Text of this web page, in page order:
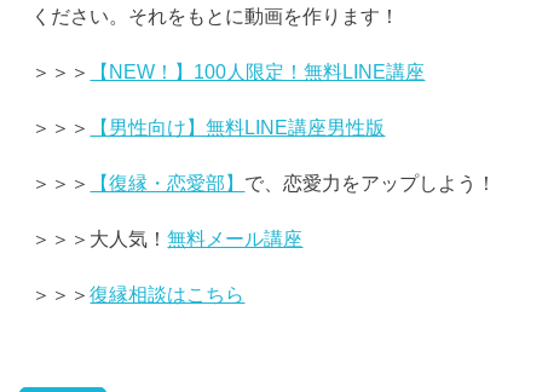
ください。それをもとに動画を作ります！
＞＞＞ 【NEW！】100人限定！無料LINE講座
＞＞＞ 【男性向け】無料LINE講座男性版
＞＞＞ 【復縁・恋愛部】 で、恋愛力をアップしよう！
＞＞＞大人気！無料メール講座
＞＞＞復縁相談はこちら